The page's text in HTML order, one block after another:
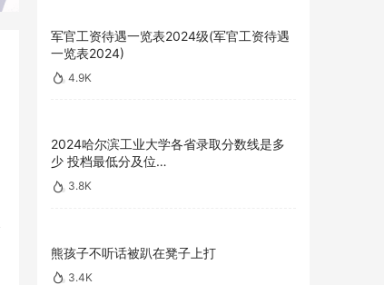
军官工资待遇一览表2024级(军官工资待遇
一览表2024)
4.9K
2024哈尔滨工业大学各省录取分数线是多
少 投档最低分及位…
3.8K
熊孩子不听话被趴在凳子上打
3.4K